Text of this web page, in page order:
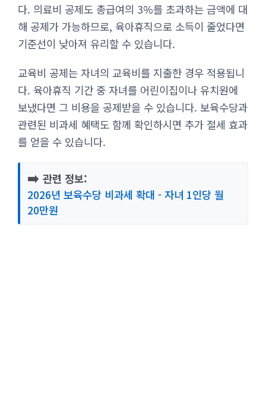
다. 의료비 공제도 총급여의 3%를 초과하는 금액에 대
해 공제가 가능하므로, 육아휴직으로 소득이 줄었다면
기준선이 낮아져 유리할 수 있습니다.
교육비 공제는 자녀의 교육비를 지출한 경우 적용됩니
다. 육아휴직 기간 중 자녀를 어린이집이나 유치원에
보냈다면 그 비용을 공제받을 수 있습니다. 보육수당과
관련된 비과세 혜택도 함께 확인하시면 추가 절세 효과
를 얻을 수 있습니다.
➡️ 관련 정보:
2026년 보육수당 비과세 확대 - 자녀 1인당 월
20만원